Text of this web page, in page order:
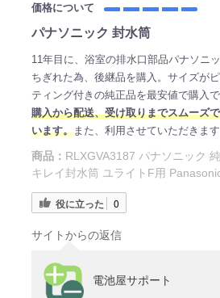
価格について
パナソニック 封水筒
11年目に、浴室の排水口部品パナソニ
ちぎれた為、後継品を購入。サイズが
ティング付きの純正品を最安値で購入で
購入から配送、受け取りまでスムーズ
います。また、利用させていただきます
商品： RLXGVA3187 パナソニック
キレイ封水筒 ユライトF用
役に立った 0
サイトからの返信
電池屋サポート